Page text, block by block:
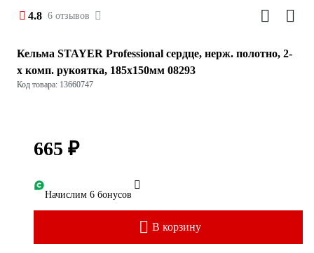
4.8 6 отзывов
Кельма STAYER Professional сердце, нерж. полотно, 2-
х комп. рукоятка, 185x150мм 08293
Код товара: 13660747
665 ₽
Начислим 6 бонусов
В корзину